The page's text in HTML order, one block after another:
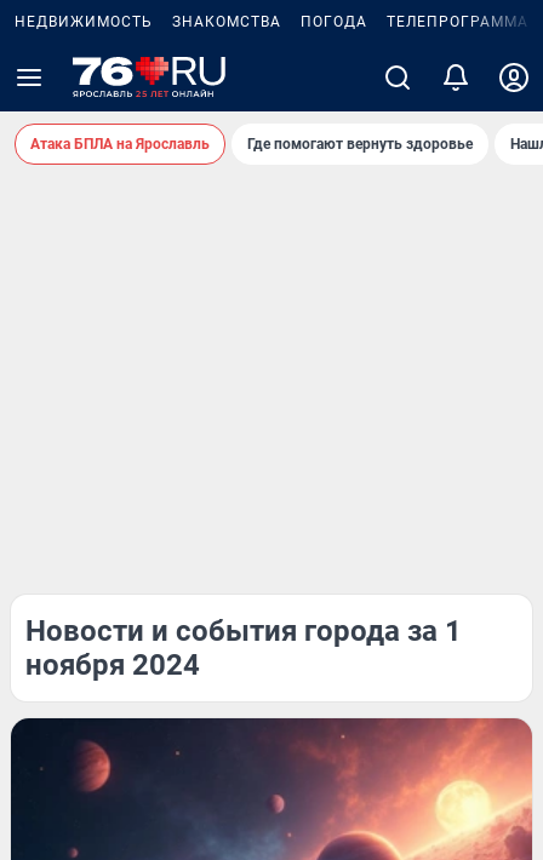
НЕДВИЖИМОСТЬ ЗНАКОМСТВА ПОГОДА ТЕЛЕПРОГРАММА
Атака БПЛА на Ярославль Где помогают вернуть здоровье
Новости и события города за 1
ноября 2024